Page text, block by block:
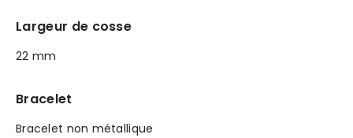
Largeur de cosse
22 mm
Bracelet
Bracelet non métallique